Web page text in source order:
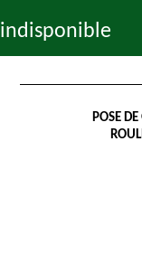
indisponible
POSE